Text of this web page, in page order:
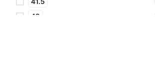
42